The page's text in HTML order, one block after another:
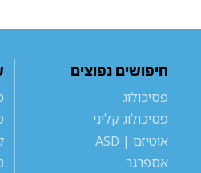
חיפושים נפוצים
פסיכולוג
פסיכולוג קליני
אוטיזם | ASD
אספרגר